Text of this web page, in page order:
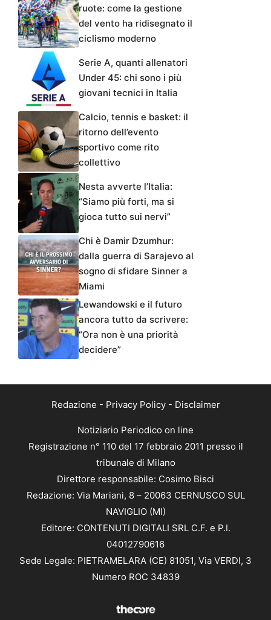
ruote: come la gestione
del vento ha ridisegnato il
ciclismo moderno
Serie A, quanti allenatori
Under 45: chi sono i più
giovani tecnici in Italia
Calcio, tennis e basket: il
ritorno dell’evento
sportivo come rito
collettivo
Nesta avverte l’Italia:
“Siamo più forti, ma si
gioca tutto sui nervi”
Chi è Damir Dzumhur:
dalla guerra di Sarajevo al
sogno di sfidare Sinner a
Miami
Lewandowski e il futuro
ancora tutto da scrivere:
“Ora non è una priorità
decidere”
Redazione - Privacy Policy- Disclaimer
Notiziario Periodico on line
Registrazione n° 110 del 17 febbraio 2011 presso il
tribunale di Milano
Direttore responsabile: Cosimo Bisci
Redazione: Via Mariani, 8 – 20063 CERNUSCO SUL
NAVIGLIO (MI)
Editore: CONTENUTI DIGITALI SRL C.F. e P.I.
04012790616
Sede Legale: PIETRAMELARA (CE) 81051, Via VERDI, 3
Numero ROC 34839